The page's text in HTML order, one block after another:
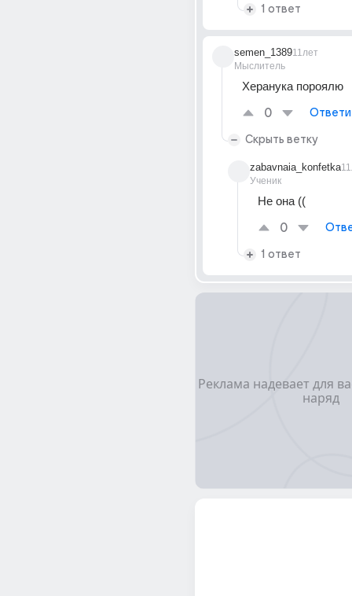
1 ответ
semen_1389
Мыслитель
11лет
Херанука пороялю
0
Скрыть ветку
zabavnaia_konfetka
Ученик
Не она ((
0
1 ответ